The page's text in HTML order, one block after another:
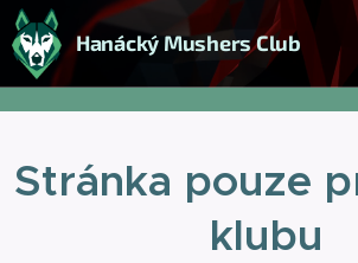
Hanácký Mushers Club
Stránka pouze
klubu